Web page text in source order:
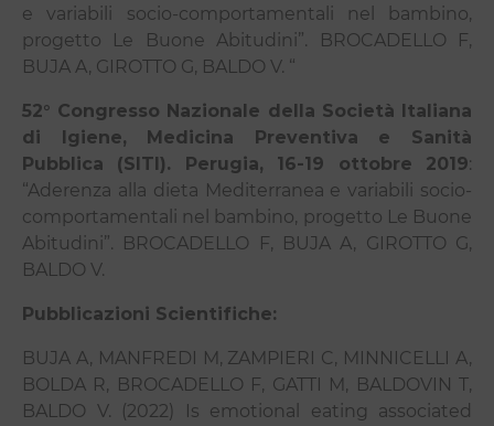
e variabili socio-comportamentali nel bambino,
progetto Le Buone Abitudini”. BROCADELLO F,
BUJA A, GIROTTO G, BALDO V. “
52° Congresso Nazionale della Società Italiana
di Igiene, Medicina Preventiva e Sanità
Pubblica (SITI). Perugia, 16-19 ottobre 2019:
“Aderenza alla dieta Mediterranea e variabili socio-
comportamentali nel bambino, progetto Le Buone
Abitudini”. BROCADELLO F, BUJA A, GIROTTO G,
BALDO V.
Pubblicazioni Scientifiche:
BUJA A, MANFREDI M, ZAMPIERI C, MINNICELLI A,
BOLDA R, BROCADELLO F, GATTI M, BALDOVIN T,
BALDO V. (2022) Is emotional eating associated